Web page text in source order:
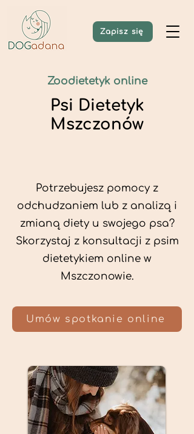
Zapisz się
Zoodietetyk online
Psi Dietetyk
Mszczonów
Potrzebujesz pomocy z
odchudzaniem lub z analizą i
zmianą diety u swojego psa?
Skorzystaj z konsultacji z psim
dietetykiem online w
Mszczonowie.
Umów spotkanie online